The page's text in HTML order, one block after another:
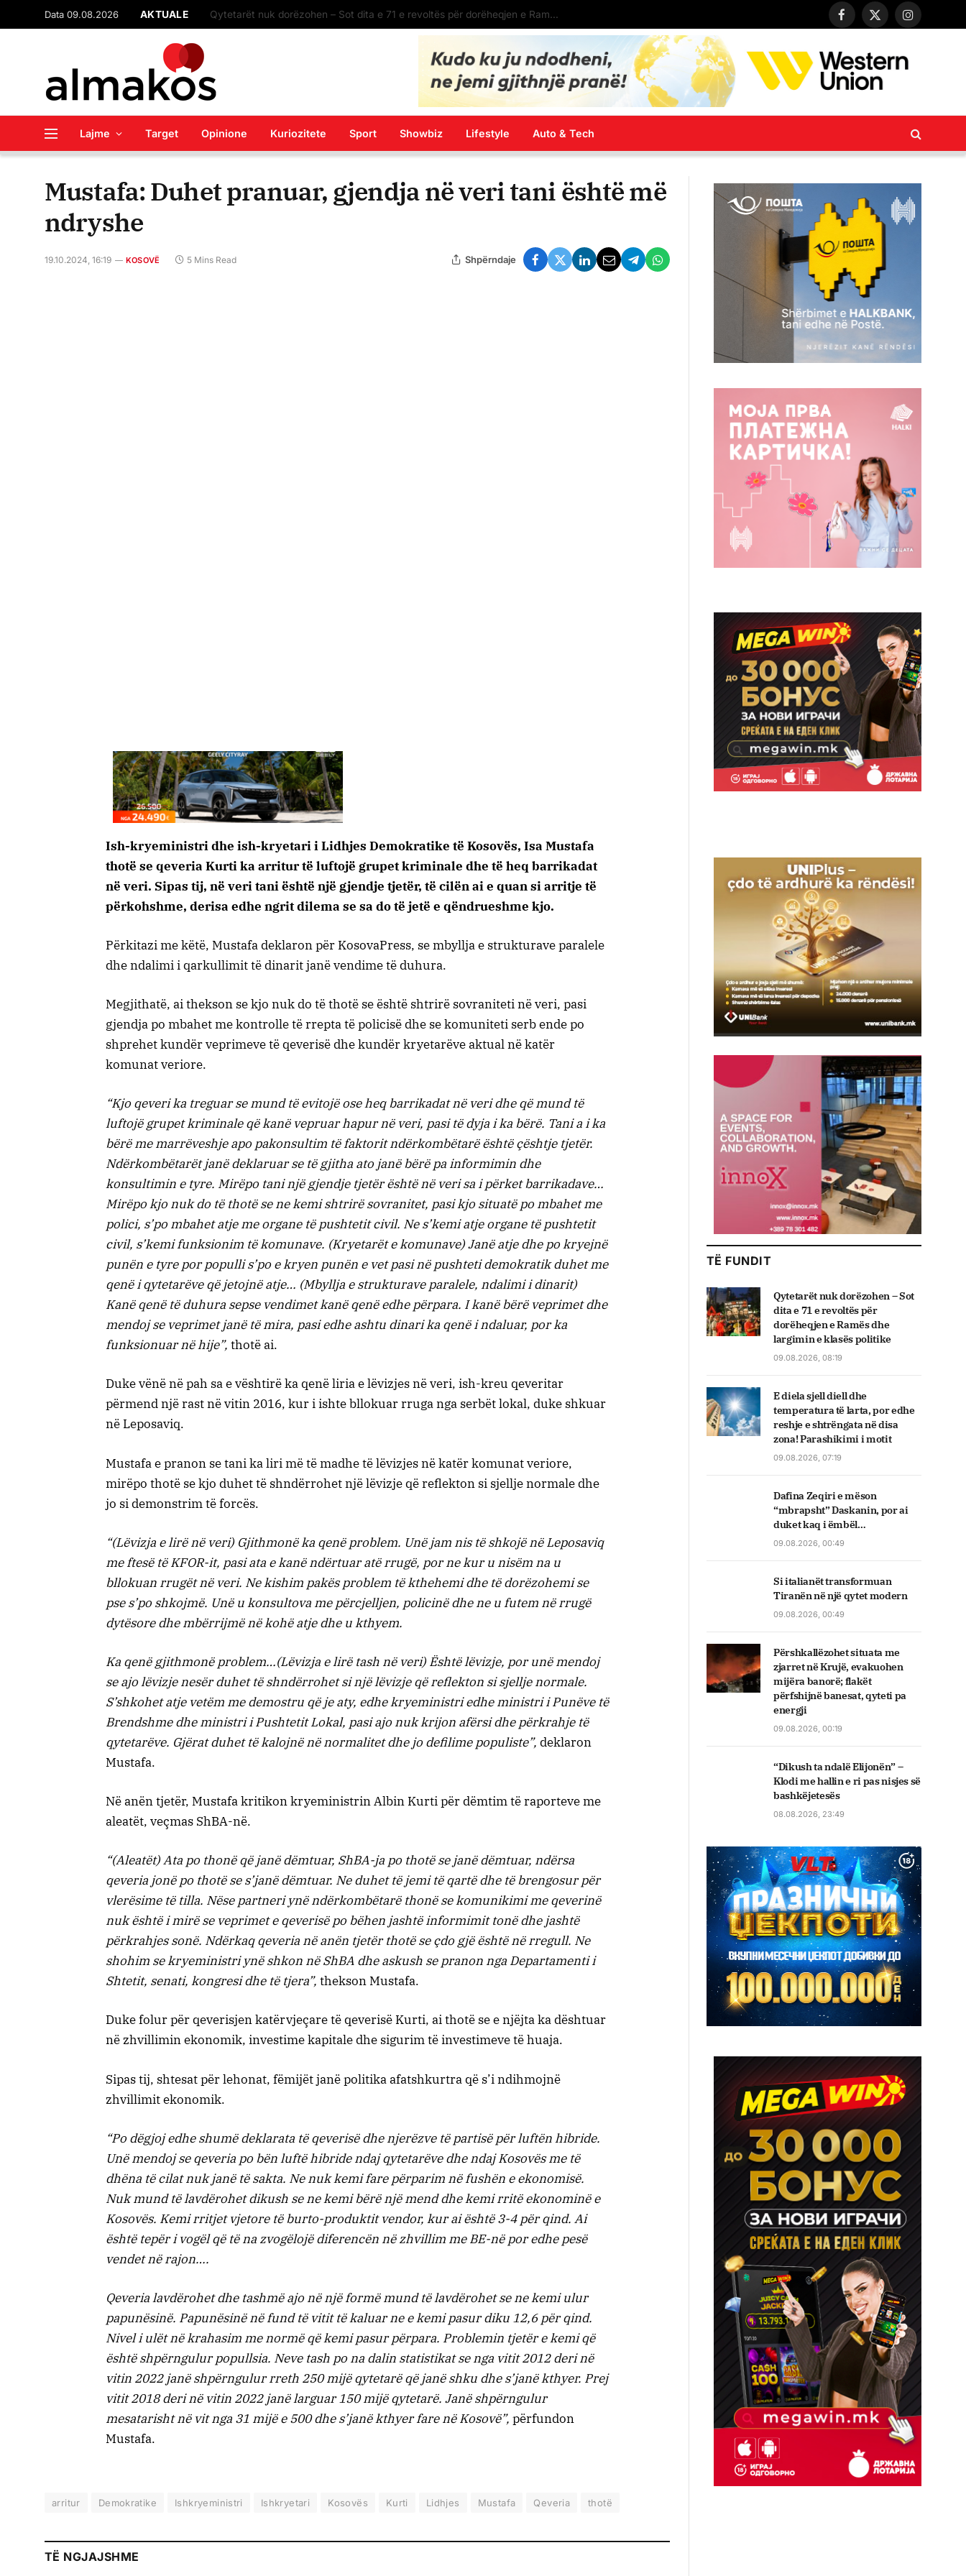
Data 09.08.2026 AKTUALE E diela sjell diell dhe temperatura të larta, por edhe reshje e shtrëngata në disa zona! Parashikimi i motit
Facebook
X
Instagram
Lajme Target Opinione Kuriozitete Sport Showbiz Lifestyle Auto & Tech
Mustafa: Duhet pranuar, gjendja në veri tani është më
ndryshe
19.10.2024, 16:19 KOSOVË 5 Mins Read Shpërndaje
Ish-kryeministri dhe ish-kryetari i Lidhjes Demokratike të Kosovës, Isa Mustafa
thotë se qeveria Kurti ka arritur të luftojë grupet kriminale dhe të heq barrikadat
në veri. Sipas tij, në veri tani është një gjendje tjetër, të cilën ai e quan si arritje të
përkohshme, derisa edhe ngrit dilema se sa do të jetë e qëndrueshme kjo.
Përkitazi me këtë, Mustafa deklaron për KosovaPress, se mbyllja e strukturave paralele
dhe ndalimi i qarkullimit të dinarit janë vendime të duhura.
Megjithatë, ai thekson se kjo nuk do të thotë se është shtrirë sovraniteti në veri, pasi
gjendja po mbahet me kontrolle të rrepta të policisë dhe se komuniteti serb ende po
shprehet kundër veprimeve të qeverisë dhe kundër kryetarëve aktual në katër
komunat veriore.
“Kjo qeveri ka treguar se mund të evitojë ose heq barrikadat në veri dhe që mund të
luftojë grupet kriminale që kanë vepruar hapur në veri, pasi të dyja i ka bërë. Tani a i ka
bërë me marrëveshje apo pakonsultim të faktorit ndërkombëtarë është çështje tjetër.
Ndërkombëtarët janë deklaruar se të gjitha ato janë bërë pa informimin dhe
konsultimin e tyre. Mirëpo tani një gjendje tjetër është në veri sa i përket barrikadave…
Mirëpo kjo nuk do të thotë se ne kemi shtrirë sovranitet, pasi kjo situatë po mbahet me
polici, s’po mbahet atje me organe të pushtetit civil. Ne s’kemi atje organe të pushtetit
civil, s’kemi funksionim të komunave. (Kryetarët e komunave) Janë atje dhe po kryejnë
punën e tyre por populli s’po e kryen punën e vet pasi në pushteti demokratik duhet me
qenë i qytetarëve që jetojnë atje… (Mbyllja e strukturave paralele, ndalimi i dinarit)
Kanë qenë të duhura sepse vendimet kanë qenë edhe përpara. I kanë bërë veprimet dhe
mendoj se veprimet janë të mira, pasi edhe ashtu dinari ka qenë i ndaluar, por ka
funksionuar në hije”, thotë ai.
Duke vënë në pah sa e vështirë ka qenë liria e lëvizjes në veri, ish-kreu qeveritar
përmend një rast në vitin 2016, kur i ishte bllokuar rruga nga serbët lokal, duke shkuar
në Leposaviq.
Mustafa e pranon se tani ka liri më të madhe të lëvizjes në katër komunat veriore,
mirëpo thotë se kjo duhet të shndërrohet një lëvizje që reflekton si sjellje normale dhe
jo si demonstrim të forcës.
“(Lëvizja e lirë në veri) Gjithmonë ka qenë problem. Unë jam nis të shkojë në Leposaviq
me ftesë të KFOR-it, pasi ata e kanë ndërtuar atë rrugë, por ne kur u nisëm na u
bllokuan rrugët në veri. Ne kishim pakës problem të kthehemi dhe të dorëzohemi se
pse s’po shkojmë. Unë u konsultova me përcjelljen, policinë dhe ne u futem në rrugë
dytësore dhe mbërrijmë në kohë atje dhe u kthyem.
Ka qenë gjithmonë problem…(Lëvizja e lirë tash në veri) Është lëvizje, por unë mendoj
se ajo lëvizje nesër duhet të shndërrohet si një lëvizje që reflekton si sjellje normale.
S’shkohet atje vetëm me demostru që je aty, edhe kryeministri edhe ministri i Punëve të
Brendshme dhe ministri i Pushtetit Lokal, pasi ajo nuk krijon afërsi dhe përkrahje të
qytetarëve. Gjërat duhet të kalojnë në normalitet dhe jo defilime populiste”, deklaron
Mustafa.
Në anën tjetër, Mustafa kritikon kryeministrin Albin Kurti për dëmtim të raporteve me
aleatët, veçmas ShBA-në.
“(Aleatët) Ata po thonë që janë dëmtuar, ShBA-ja po thotë se janë dëmtuar, ndërsa
qeveria jonë po thotë se s’janë dëmtuar. Ne duhet të jemi të qartë dhe të brengosur për
vlerësime të tilla. Nëse partneri ynë ndërkombëtarë thonë se komunikimi me qeverinë
nuk është i mirë se veprimet e qeverisë po bëhen jashtë informimit tonë dhe jashtë
përkrahjes sonë. Ndërkaq qeveria në anën tjetër thotë se çdo gjë është në rregull. Ne
shohim se kryeministri ynë shkon në ShBA dhe askush se pranon nga Departamenti i
Shtetit, senati, kongresi dhe të tjera”, thekson Mustafa.
Duke folur për qeverisjen katërvjeçare të qeverisë Kurti, ai thotë se e njëjta ka dështuar
në zhvillimin ekonomik, investime kapitale dhe sigurim të investimeve të huaja.
Sipas tij, shtesat për lehonat, fëmijët janë politika afatshkurtra që s’i ndihmojnë
zhvillimit ekonomik.
“Po dëgjoj edhe shumë deklarata të qeverisë dhe njerëzve të partisë për luftën hibride.
Unë mendoj se qeveria po bën luftë hibride ndaj qytetarëve dhe ndaj Kosovës me të
dhëna të cilat nuk janë të sakta. Ne nuk kemi fare përparim në fushën e ekonomisë.
Nuk mund të lavdërohet dikush se ne kemi bërë një mend dhe kemi rritë ekonominë e
Kosovës. Kemi rritjet vjetore të burto-produktit vendor, kur ai është 3-4 për qind. Ai
është tepër i vogël që të na zvogëlojë diferencën në zhvillim me BE-në por edhe pesë
vendet në rajon….
Qeveria lavdërohet dhe tashmë ajo në një formë mund të lavdërohet se ne kemi ulur
papunësinë. Papunësinë në fund të vitit të kaluar ne e kemi pasur diku 12,6 për qind.
Nivel i ulët në krahasim me normë që kemi pasur përpara. Problemin tjetër e kemi që
është shpërngulur popullsia. Neve tash po na dalin statistikat se nga vitit 2012 deri në
vitin 2022 janë shpërngulur rreth 250 mijë qytetarë që janë shku dhe s’janë kthyer. Prej
vitit 2018 deri në vitin 2022 janë larguar 150 mijë qytetarë. Janë shpërngulur
mesatarisht në vit nga 31 mijë e 500 dhe s’janë kthyer fare në Kosovë”, përfundon
Mustafa.
arritur Demokratike Ishkryeministri Ishkryetari Kosovës Kurti Lidhjes Mustafa Qeveria thotë
TË NGJAJSHME
TË FUNDIT
Qytetarët nuk dorëzohen – Sot
dita e 71 e revoltës për
dorëheqjen e Ramës dhe
largimin e klasës politike
09.08.2026, 08:19
E diela sjell diell dhe
temperatura të larta, por edhe
reshje e shtrëngata në disa
zona! Parashikimi i motit
09.08.2026, 07:19
Dafina Zeqiri e mëson
“mbrapsht” Daskanin, por ai
duket kaq i ëmbël…
09.08.2026, 00:49
Si italianët transformuan
Tiranën në një qytet modern
09.08.2026, 00:49
Përshkallëzohet situata me
zjarret në Krujë, evakuohen
mijëra banorë; flakët
përfshijnë banesat, qyteti pa
energji
09.08.2026, 00:19
“Dikush ta ndalë Elijonën” –
Klodi me hallin e ri pas nisjes së
bashkëjetesës
08.08.2026, 23:49